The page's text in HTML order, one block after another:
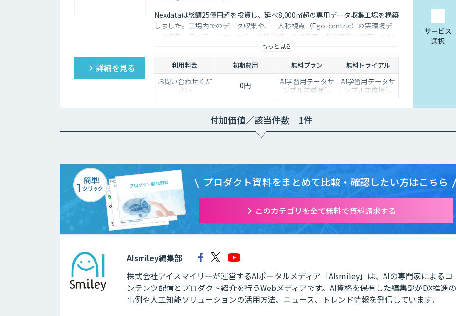
Nexdataは総額25億円超を投資し、延べ8,000㎡超の専用データ収集工場を構築
しました。工場内でのデータ収集や、一人称視点（Ego-centric）の実環境デ
ータ収集・アノテーションから、環境認識・意思決定・動作制御に対応した既
製データセットまで、フィジカルAI開発を加速させる包括的なデータソリュー
ションを提供いたします。
もっと見る
詳細を見る 利用料金 初期費用 無料プラン 無料トライアル
お問い合わせくだ
さい
0円
AI学習用データサ
ンプル無償提供
AI学習用データサ
ンプル無償提供
サービス
選択
付加価値／該当件数 1件
プロダクト資料をまとめて比較・確認したい方はこちら
このカテゴリを全て無料で資料請求する
AIsmiley編集部
株式会社アイスマイリーが運営するAIポータルメディア「AIsmiley」は、AIの専門家によるコ
ンテンツ配信とプロダクト紹介を行うWebメディアです。AI資格を保有した編集部がDX推進の
事例や人工知能ソリューションの活用方法、ニュース、トレンド情報を発信しています。